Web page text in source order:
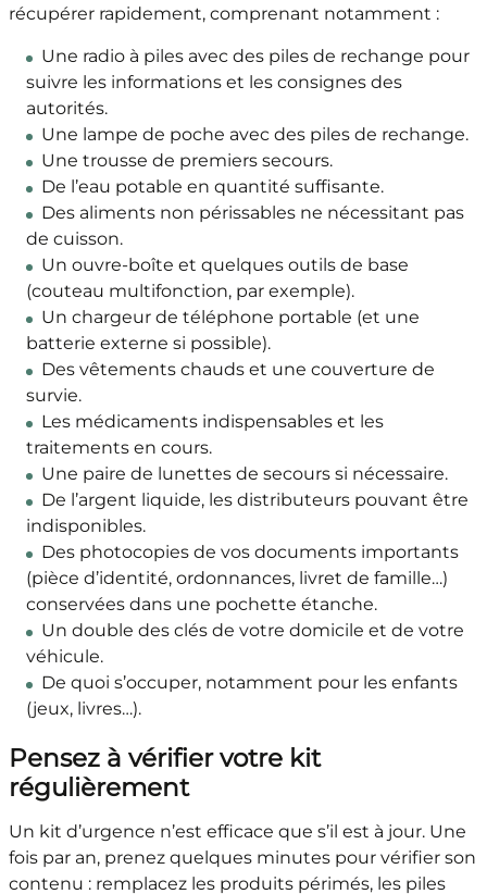
récupérer rapidement, comprenant notamment :
Une radio à piles avec des piles de rechange pour
suivre les informations et les consignes des
autorités.
Une lampe de poche avec des piles de rechange.
Une trousse de premiers secours.
De l’eau potable en quantité suffisante.
Des aliments non périssables ne nécessitant pas
de cuisson.
Un ouvre-boîte et quelques outils de base
(couteau multifonction, par exemple).
Un chargeur de téléphone portable (et une
batterie externe si possible).
Des vêtements chauds et une couverture de
survie.
Les médicaments indispensables et les
traitements en cours.
Une paire de lunettes de secours si nécessaire.
De l’argent liquide, les distributeurs pouvant être
indisponibles.
Des photocopies de vos documents importants
(pièce d’identité, ordonnances, livret de famille…)
conservées dans une pochette étanche.
Un double des clés de votre domicile et de votre
véhicule.
De quoi s’occuper, notamment pour les enfants
(jeux, livres…).
Pensez à vérifier votre kit
régulièrement
Un kit d’urgence n’est efficace que s’il est à jour. Une
fois par an, prenez quelques minutes pour vérifier son
contenu : remplacez les produits périmés, les piles